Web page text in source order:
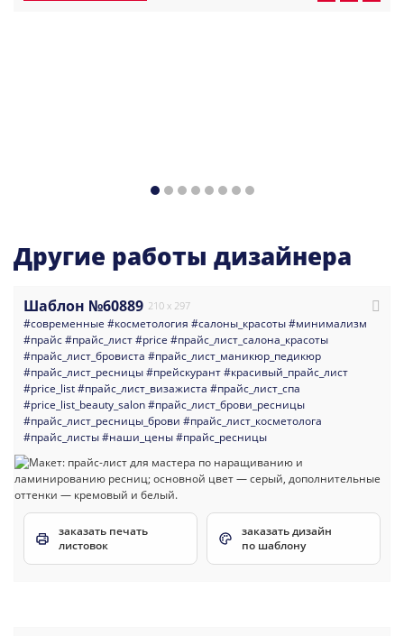
Другие работы дизайнера
Шаблон №60889 210 x 297
#современные #косметология #салоны_красоты#минимализм
#прайс#прайс_лист#price #прайс_лист_салона_красоты
#прайс_лист_бровиста #прайс_лист_маникюр_педикюр
#прайс_лист_ресницы#прейскурант#красивый_прайс_лист
#price_list#прайс_лист_визажиста #прайс_лист_спа
#price_list_beauty_salon#прайс_лист_брови_ресницы
#прайс_лист_ресницы_брови #прайс_лист_косметолога
#прайс_листы#наши_цены#прайс_ресницы
заказать печать
листовок
заказать дизайн
по шаблону